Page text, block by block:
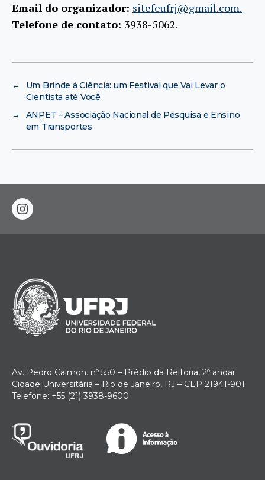
Email do organizador: sitefeufrj@gmail.com.
Telefone de contato: 3938-5062.
←
Um Brinde à Ciência: um Festival que Vai Levar o
Cientista até Você
→
ANPET – Associação Nacional de Pesquisa e Ensino
em Transportes
instagram
Av. Pedro Calmon. nº 550 – Prédio da Reitoria, 2º andar
Cidade Universitária – Rio de Janeiro, RJ – CEP 21941-901
Telefone: +55 (21) 3938-9600